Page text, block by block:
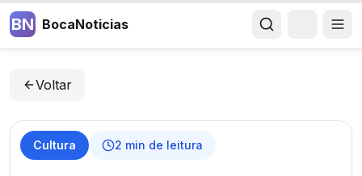
BN BocaNoticias
Voltar
Cultura 2 min de leitura